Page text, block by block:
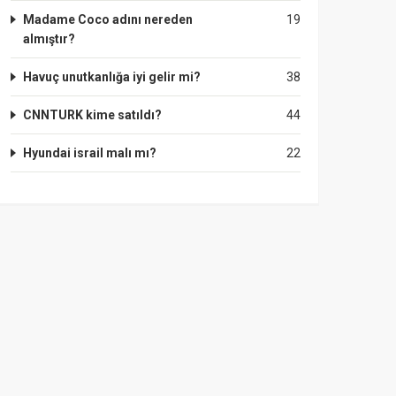
19
Madame Coco adını nereden
almıştır?
38
Havuç unutkanlığa iyi gelir mi?
44
CNNTURK kime satıldı?
22
Hyundai israil malı mı?